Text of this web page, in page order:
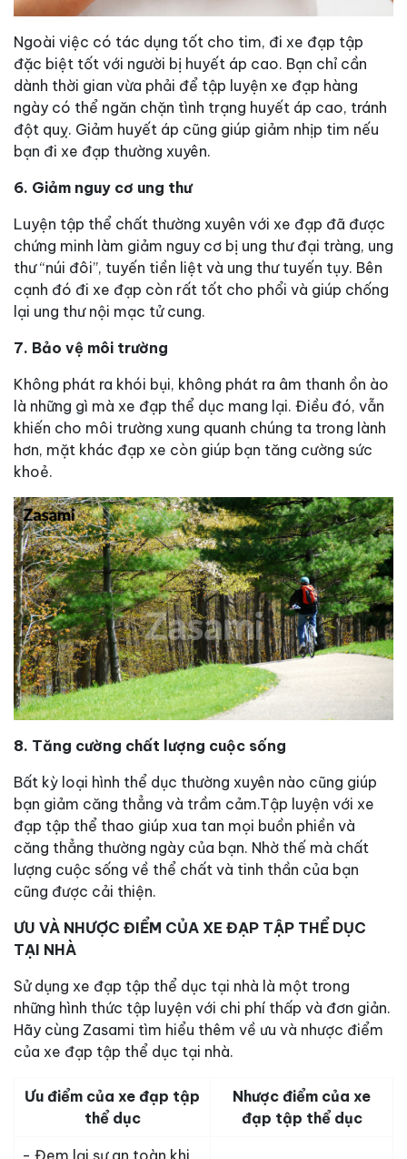
Ngoài việc có tác dụng tốt cho tim, đi xe đạp tập
đặc biệt tốt với người bị huyết áp cao. Bạn chỉ cần
dành thời gian vừa phải để tập luyện xe đạp hàng
ngày có thể ngăn chặn tình trạng huyết áp cao, tránh
đột quỵ. Giảm huyết áp cũng giúp giảm nhịp tim nếu
bạn đi xe đạp thường xuyên.
6. Giảm nguy cơ ung thư
Luyện tập thể chất thường xuyên với xe đạp đã được
chứng minh làm giảm nguy cơ bị ung thư đại tràng, ung
thư “núi đôi”, tuyến tiền liệt và ung thư tuyến tụy. Bên
cạnh đó đi xe đạp còn rất tốt cho phổi và giúp chống
lại ung thư nội mạc tử cung.
7. Bảo vệ môi trường
Không phát ra khói bụi, không phát ra âm thanh ồn ào
là những gì mà xe đạp thể dục mang lại. Điều đó, vẫn
khiến cho môi trường xung quanh chúng ta trong lành
hơn, mặt khác đạp xe còn giúp bạn tăng cường sức
khoẻ.
8. Tăng cường chất lượng cuộc sống
Bất kỳ loại hình thể dục thường xuyên nào cũng giúp
bạn giảm căng thẳng và trầm cảm.Tập luyện với xe
đạp tập thể thao giúp xua tan mọi buồn phiền và
căng thẳng thường ngày của bạn. Nhờ thế mà chất
lượng cuộc sống về thể chất và tinh thần của bạn
cũng được cải thiện.
ƯU VÀ NHƯỢC ĐIỂM CỦA XE ĐẠP TẬP THỂ DỤC
TẠI NHÀ
Sử dụng xe đạp tập thể dục tại nhà là một trong
những hình thức tập luyện với chi phí thấp và đơn giản.
Hãy cùng Zasami tìm hiểu thêm về ưu và nhược điểm
của xe đạp tập thể dục tại nhà.
Ưu điểm của xe đạp tập
thể dục
Nhược điểm của xe
đạp tập thể dục